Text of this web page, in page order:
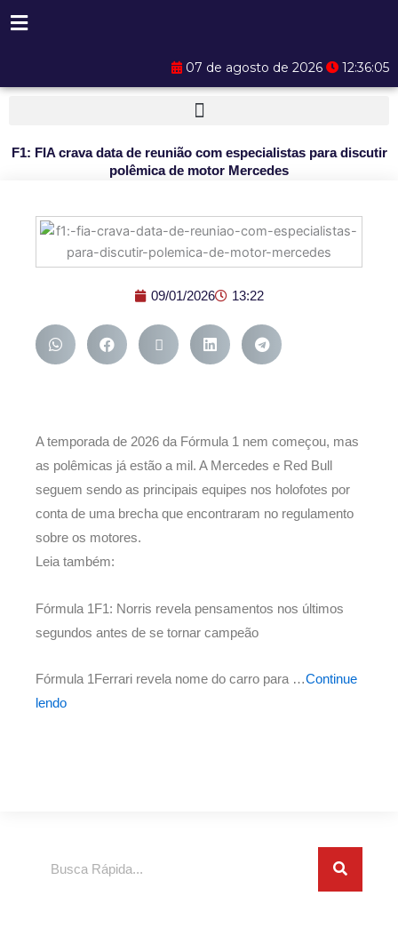
para
07 de agosto de 2026 12:36:05
F1: FIA crava data de reunião com especialistas para discutir
polêmica de motor Mercedes
09/01/2026 13:22
A temporada de 2026 da Fórmula 1 nem começou, mas
as polêmicas já estão a mil. A Mercedes e Red Bull
seguem sendo as principais equipes nos holofotes por
conta de uma brecha que encontraram no regulamento
sobre os motores.
Leia também:
Fórmula 1F1: Norris revela pensamentos nos últimos
segundos antes de se tornar campeão
Fórmula 1Ferrari revela nome do carro para …Continue
lendo